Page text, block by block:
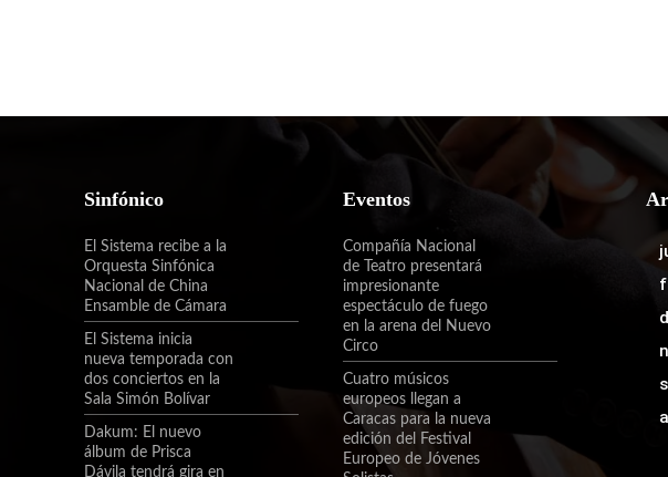
Sinfónico
El Sistema recibe a la
Orquesta Sinfónica
Nacional de China
Ensamble de Cámara
El Sistema inicia
nueva temporada con
dos conciertos en la
Sala Simón Bolívar
Dakum: El nuevo
álbum de Prisca
Dávila tendrá gira en
Eventos
Compañía Nacional
de Teatro presentará
impresionante
espectáculo de fuego
en la arena del Nuevo
Circo
Cuatro músicos
europeos llegan a
Caracas para la nueva
edición del Festival
Europeo de Jóvenes